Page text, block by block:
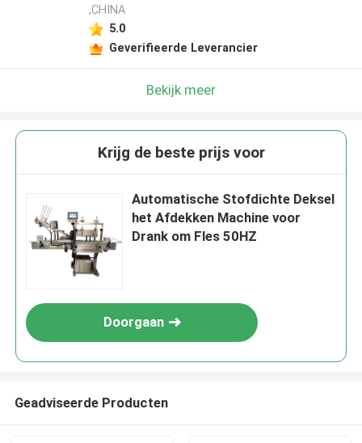
,CHINA
5.0
Geverifieerde Leverancier
Bekijk meer
Krijg de beste prijs voor
Automatische Stofdichte Deksel
het Afdekken Machine voor
Drank om Fles 50HZ
Doorgaan
Geadviseerde Producten